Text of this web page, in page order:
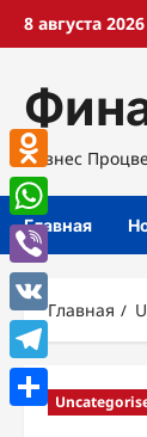
Перейти
8 августа 2026
Бизнес
Главная
Главная
Odnoklassniki
WhatsApp
Viber
VK
Telegram